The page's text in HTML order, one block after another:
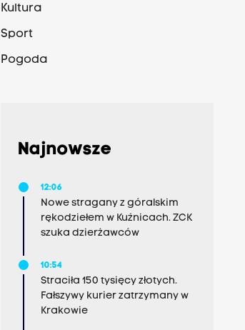
Kultura
Sport
Pogoda
Najnowsze
12:06
Nowe stragany z góralskim
rękodziełem w Kuźnicach. ZCK
szuka dzierżawców
10:54
Straciła 150 tysięcy złotych.
Fałszywy kurier zatrzymany w
Krakowie